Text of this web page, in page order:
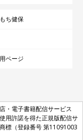
ち健保
ページ
・電子書籍配信サービス
用許諾を得た正規版配信サ
標（登録番号 第11091003